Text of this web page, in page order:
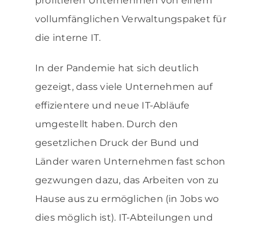
vollumfänglichen Verwaltungspaket für
die interne IT.
In der Pandemie hat sich deutlich
gezeigt, dass viele Unternehmen auf
effizientere und neue IT-Abläufe
umgestellt haben. Durch den
gesetzlichen Druck der Bund und
Länder waren Unternehmen fast schon
gezwungen dazu, das Arbeiten von zu
Hause aus zu ermöglichen (in Jobs wo
dies möglich ist). IT-Abteilungen und